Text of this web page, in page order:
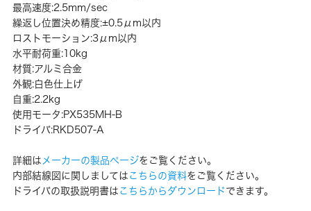
最高速度:2.5mm/sec
繰返し位置決め精度:±0.5μm以内
ロストモーション:3μm以内
水平耐荷重:10kg
材質:アルミ合金
外観:白色仕上げ
自重:2.2kg
使用モータ:PX535MH-B
ドライバ:RKD507-A
詳細は メーカーの製品ページをご覧ください。
内部結線図に関しましてはこちらの資料をご覧ください。
ドライバの取扱説明書はこちらからダウンロードできます。